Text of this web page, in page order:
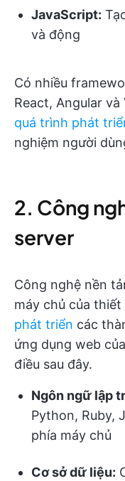
JavaScript:
và động
Có nhiều
React, Angular
quá trình phát
nghiệm người
2. Công
server
Công nghệ nền
máy chủ của
phát triển các
ứng dụng web
điều sau đây.
Ngôn ngữ lập
Python, Ruby,
phía máy chủ
Cơ sở dữ liệu: